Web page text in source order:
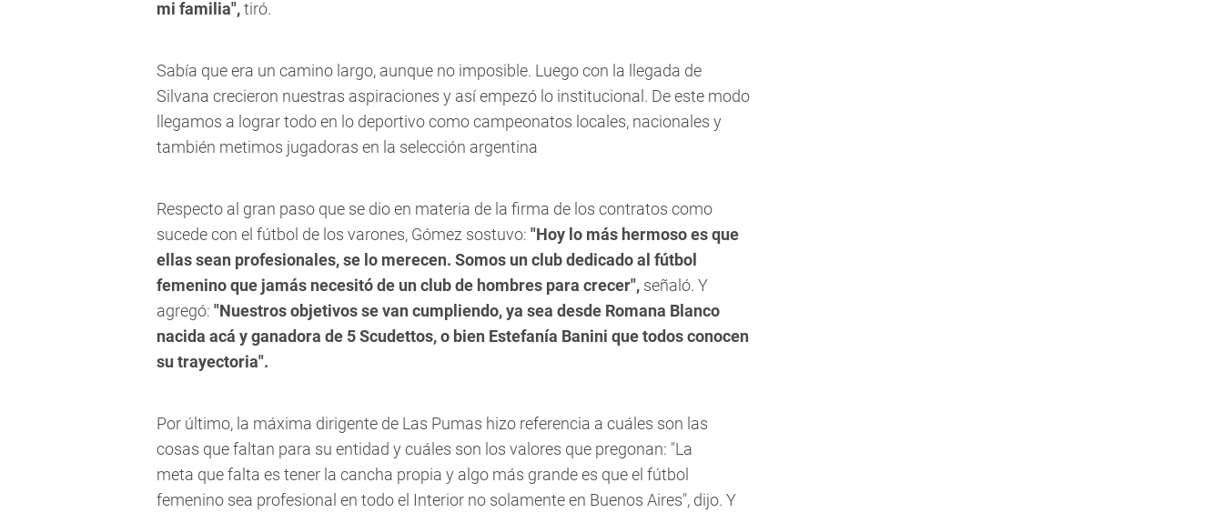
mi familia",tiró.
Sabía que era un camino largo, aunque no imposible. Luego con la llegada de
Silvana crecieron nuestras aspiraciones y así empezó lo institucional. De este modo
llegamos a lograr todo en lo deportivo como campeonatos locales, nacionales y
también metimos jugadoras en la selección argentina
Respecto al gran paso que se dio en materia de la firma de los contratos como
sucede con el fútbol de los varones, Gómez sostuvo: "Hoy lo más hermoso es que
ellas sean profesionales, se lo merecen. Somos un club dedicado al fútbol
femenino que jamás necesitó de un club de hombres para crecer", señaló. Y
agregó: "Nuestros objetivos se van cumpliendo, ya sea desde Romana Blanco
nacida acá y ganadora de 5 Scudettos, o bien Estefanía Banini que todos conocen
su trayectoria".
Por último, la máxima dirigente de Las Pumas hizo referencia a cuáles son las
cosas que faltan para su entidad y cuáles son los valores que pregonan: "La
meta que falta es tener la cancha propia y algo más grande es que el fútbol
femenino sea profesional en todo el Interior no solamente en Buenos Aires", dijo. Y